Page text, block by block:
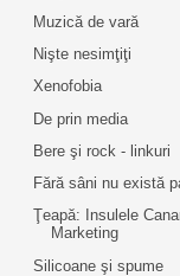
Muzică de vară
Nişte nesimţiţi
Xenofobia
De prin media
Bere şi rock - linkuri
Fără sâni nu există
Ţeapă: Insulele
Marketing
Silicoane şi spume